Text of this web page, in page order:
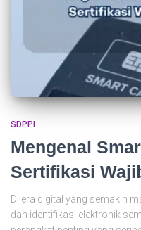
SDPPI
Mengenal
Sertifikasi
Di era digital yang semakin
dan identifikasi elektronik